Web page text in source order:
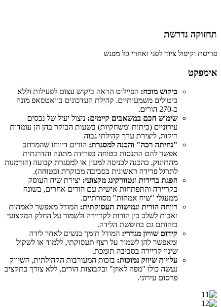
תחזוקה נדרשת
פריסת וקיפול ציוד לפני ואחרי כל מפגש
אימפקט
ביקוש מוכח: הפיילוט הראה ביקוש עצום לפעילות וללא
ביטולים משמעותיים. קהילת העדכונים בוואטסאפ מונה
כ-270 הורים.
שימוש חכם במשאבים קיימים: ניצול יעיל של נכסים
עירוניים (כיתות ומשחקיות) בשעות הבוקר בהן הן עומדות
ריקות, ליצירת ערך קהילתי גבוה
"נחיתה רכה" והכנה למסגרת: הורים דיווחו שהמרחב
אפשר להם התנסות בטוחה בפרידה מתונה והדרגתית
מהתינוק, כהכנה לכניסה למעון או למסגרת קבועה (הזדמנות
לתרגל פרידה ראשונית בסביבה מבוקרת ובטוחה).
הפגת בדידות ונטוורקינג מקצועי: יצירת שיח העוסק
בקריירה והתפתחות אישית עם הורים אחרים, בשונה
ממעגלי "שיח אמהות" מסורתיים.
רווחה הורית וגמישות תעסוקתית: המודל מאפשר לאמהות
ואבות לשלב בין הורות לקריירה ולשמור על החלק המקצועי
בזהותם גם בחופשת הלידה.
קידום שוויון מגדרי: המודל תומך בנשים לאחר לידה
ומאפשר להן לשמור על רצף תעסוקתי, ללמוד או לשקול
שינוי קריירה בסביבה תומכת.
עלויות שיווק נמוכות: בזכות המעורבות הקהילתית, השיווק
נעשה כולו "מפה לאוזן" ובקבוצות הורים, ללא צורך בתקציב
פרסום עירוני.